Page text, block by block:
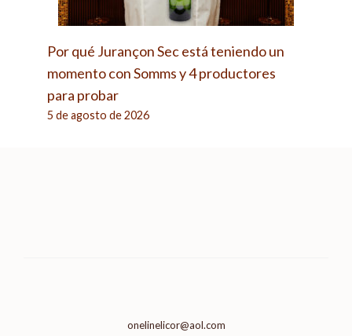
Por qué Jurançon Sec está teniendo un
momento con Somms y 4 productores
para probar
5 de agosto de 2026
onelinelicor@aol.com